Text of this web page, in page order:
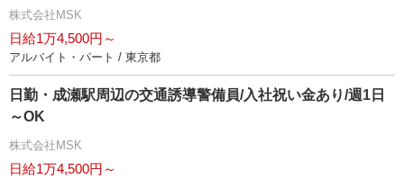
株式会社MSK
日給1万4,500円～
アルバイト・パート / 東京都
日勤・成瀬駅周辺の交通誘導警備員/入社祝い金あり/週1日
～OK
株式会社MSK
日給1万4,500円～